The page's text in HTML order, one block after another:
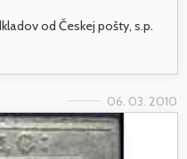
od Českej pošty, s.p.
06. 03. 2010